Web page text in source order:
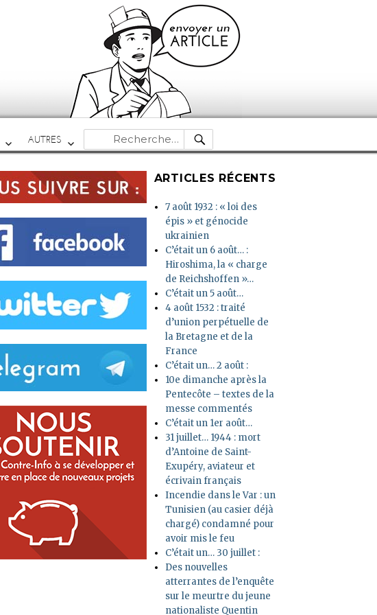
AUTRES
Recherche
pour :
RECHERCHE
ARTICLES RÉCENTS
7 août 1932 : « loi des
épis » et génocide
ukrainien
C’était un 6 août… :
Hiroshima, la « charge
de Reichshoffen »…
C’était un 5 août…
4 août 1532 : traité
d’union perpétuelle de
la Bretagne et de la
France
C’était un… 2 août :
10e dimanche après la
Pentecôte – textes de la
messe commentés
C’était un 1er août…
31 juillet… 1944 : mort
d’Antoine de Saint-
Exupéry, aviateur et
écrivain français
Incendie dans le Var : un
Tunisien (au casier déjà
chargé) condamné pour
avoir mis le feu
C’était un… 30 juillet :
Des nouvelles
atterrantes de l’enquête
sur le meurtre du jeune
nationaliste Quentin